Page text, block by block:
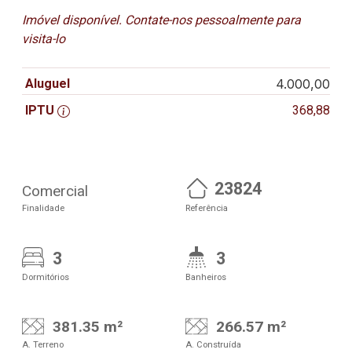
Imóvel disponível. Contate-nos pessoalmente para
visita-lo
Aluguel 4.000,00
IPTU 368,88
Comercial
Finalidade
23824
Referência
3
Dormitórios
3
Banheiros
381.35 m²
A. Terreno
266.57 m²
A. Construída